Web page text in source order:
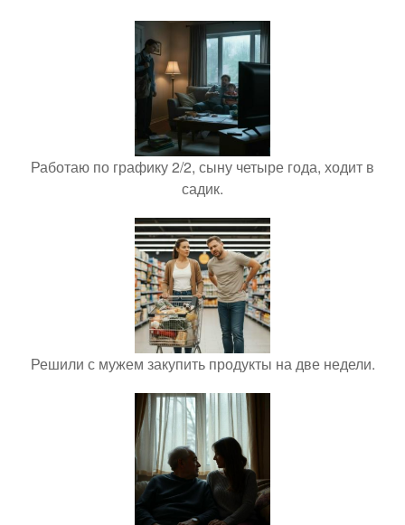
Работаю по графику 2/2, сыну четыре года, ходит в
садик.
Решили с мужем закупить продукты на две недели.